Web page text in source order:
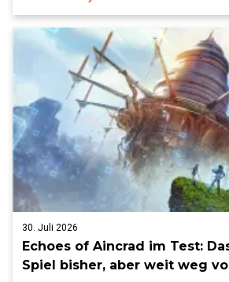
30. Juli 2026
Echoes of Aincrad im Test:
Spiel bisher, aber weit weg